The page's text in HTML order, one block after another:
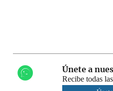
Únete a
Recibe todas